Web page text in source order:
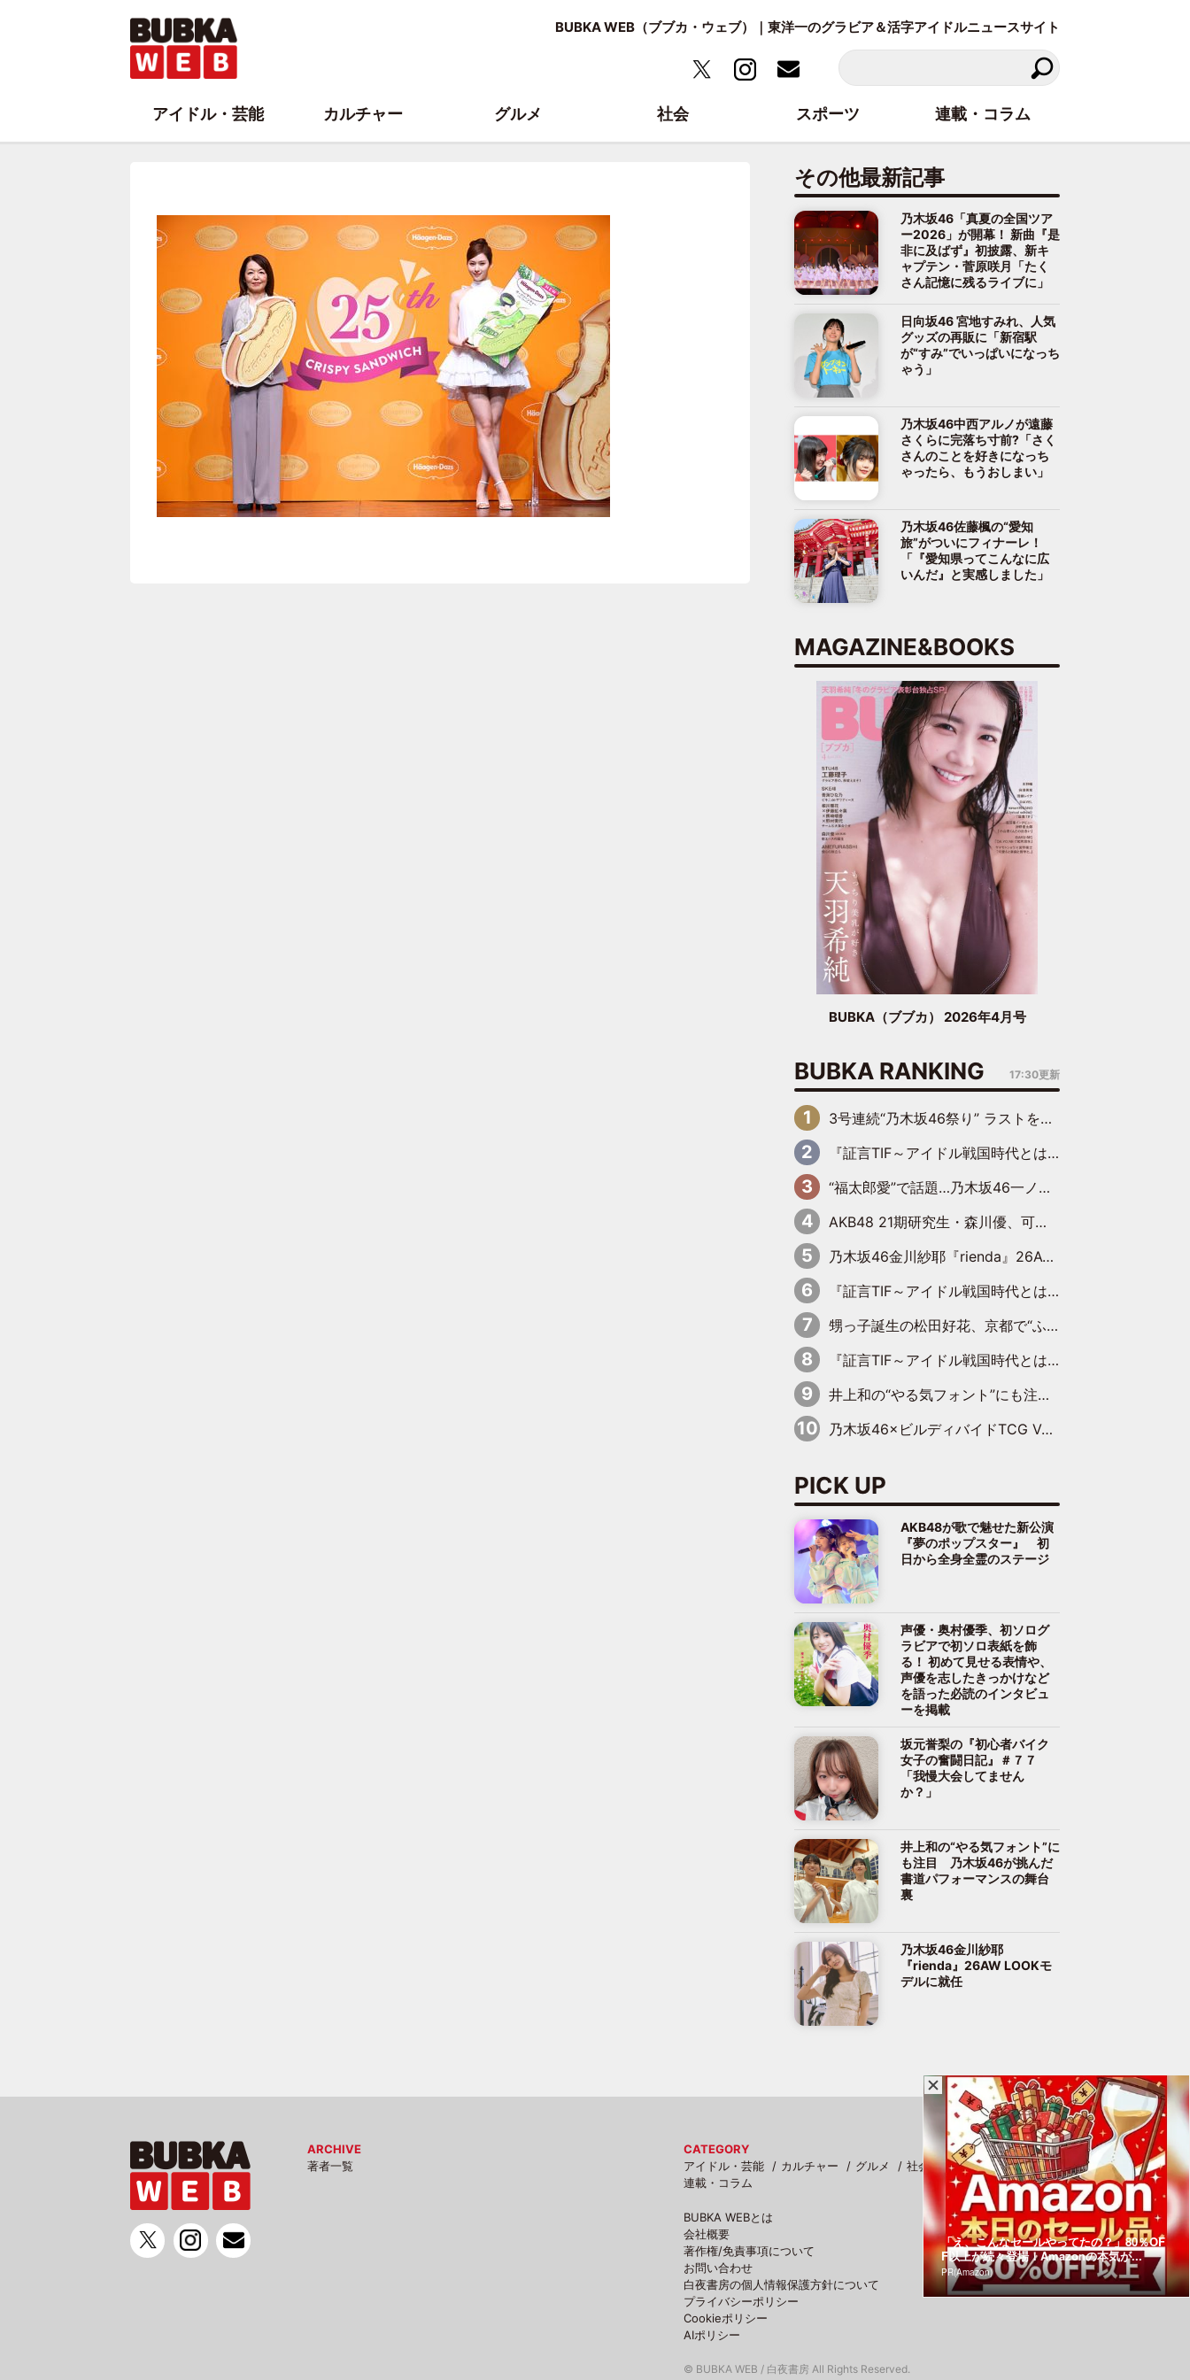
BUBKA WEB（ブブカ・ウェブ）｜東洋一のグラビア＆活字アイドルニュースサイト
その他最新記事
乃木坂46「真夏の全国ツア
ー2026」が開幕！ 新曲『是
非に及ばず』初披露、新キ
ャプテン・菅原咲月「たく
さん記憶に残るライブに」
日向坂46 宮地すみれ、人気
グッズの再販に「新宿駅
が“すみ”でいっぱいになっち
ゃう」
乃木坂46中西アルノが遠藤
さくらに完落ち寸前?「さく
さんのことを好きになっち
ゃったら、もうおしまい」
乃木坂46佐藤楓の“愛知
旅”がついにフィナーレ！
「『愛知県ってこんなに広
いんだ』と実感しました」
MAGAZINE&BOOKS
BUBKA（ブブカ） 2026年4月号
BUBKA RANKING 17:30更新
3号連続“乃木坂46祭り” ラストを飾るのは賀喜遥香…5年ぶりの登場に「5年分大人になった私を見ていただけたら」
『証言TIF～アイドル戦国時代とはなんだったのか～』第6回：でんぱ組.inc・古川未鈴×相沢梨紗「『ハロプロやりたかったな』って言ったら、夢眠ねむさんに『てめえはでんぱ組．incなんだよ！』って肩パンされて(笑)」
“福太郎愛”で話題…乃木坂46一ノ瀬美空、地元福岡『めんべい25周年トップサポーター』に就任
AKB48 21期研究生・森川優、可愛さもある大人の女性に
乃木坂46金川紗耶『rienda』26AW LOOKモデルに就任
『証言TIF～アイドル戦国時代とはなんだったのか～』第11回：私立恵比寿中学・真山りか×安本彩花「TIFで10年ぶりのキョンシーメイクをしたら、場を完全に引かせてしまって。時代が変わったんだなって」
甥っ子誕生の松田好花、京都で“ふたつの家族”をはしご！ “母”黒谷友香に見送られ、“父”松岡昌宏とはハシゴ酒
『証言TIF～アイドル戦国時代とはなんだったのか～』第10回：さくら学院・武藤彩未×飯田らうら「正直、中3で辞めるというのを信じてなくて。そう言われてはいたけど、嘘でしょって」
井上和の“やる気フォント”にも注目 乃木坂46が挑んだ書道パフォーマンスの舞台裏
乃木坂46×ビルディバイドTCG Vol.2公開 賀喜遥香＆田村真佑が『京まふ』ステージに登壇
PICK UP
AKB48が歌で魅せた新公演
『夢のポップスター』 初
日から全身全霊のステージ
声優・奥村優季、初ソログ
ラビアで初ソロ表紙を飾
る！ 初めて見せる表情や、
声優を志したきっかけなど
を語った必読のインタビュ
ーを掲載
坂元誉梨の『初心者バイク
女子の奮闘日記』＃７７
「我慢大会してません
か？」
井上和の“やる気フォント”に
も注目 乃木坂46が挑んだ
書道パフォーマンスの舞台
裏
乃木坂46金川紗耶
『rienda』26AW LOOKモ
デルに就任
ARCHIVE
著者一覧
CATEGORY
アイドル・芸能
カルチャー グルメ 社会
スポーツ
連載・コラム
BUBKA WEBとは
会社概要
著作権/免責事項について
お問い合わせ
白夜書房の個人情報保護方針について
プライバシーポリシー
Cookieポリシー
AIポリシー
© BUBKA WEB / 白夜書房 All Rights Reserved.
アイドル・芸能 カルチャー グルメ 社会 スポーツ 連載・コラム
「え、こんなセールやってたの？」80％OF
F以上が続々登場！Amazonの本気が...
PR(Amazon)